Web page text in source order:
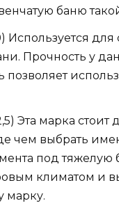
баню
Используется для
Прочность у
позволяет
Эта марка стоит
чем выбрать
под тяжелую
климатом и
марку.